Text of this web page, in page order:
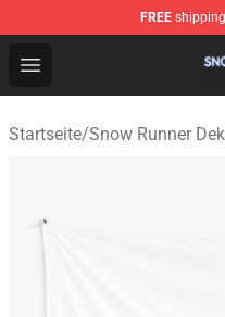
FREE
Open menu
Snow Runner Shop -
Startseite/Snow Runner